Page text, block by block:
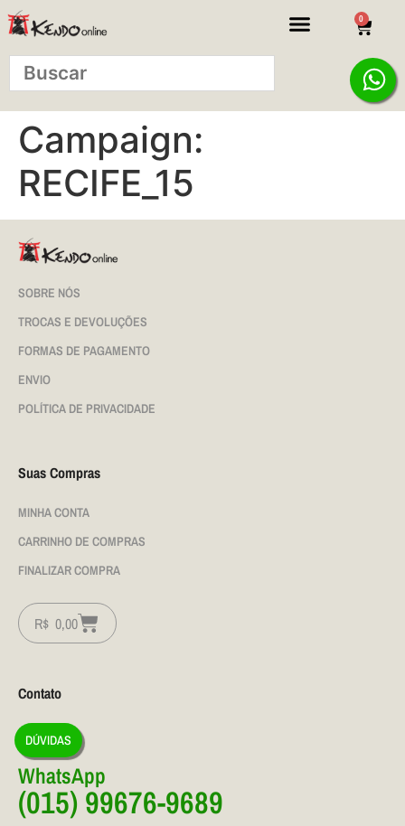
0
Campaign:
RECIFE_15
SOBRE NÓS
TROCAS E DEVOLUÇÕES
FORMAS DE PAGAMENTO
ENVIO
POLÍTICA DE PRIVACIDADE
Suas Compras
MINHA CONTA
CARRINHO DE COMPRAS
FINALIZAR COMPRA
R$ 0,00
Contato
DÚVIDAS
WhatsApp
(015) 99676-9689